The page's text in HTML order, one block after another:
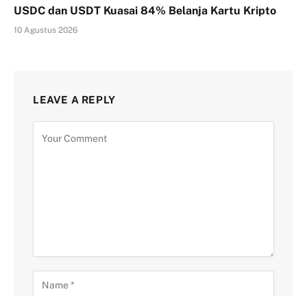
USDC dan USDT Kuasai 84% Belanja Kartu Kripto
10 Agustus 2026
LEAVE A REPLY